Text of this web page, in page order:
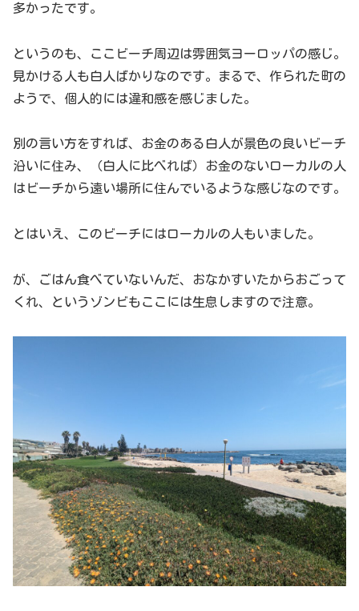
多かったです。
というのも、ここビーチ周辺は雰囲気ヨーロッパの感じ。
見かける人も白人ばかりなのです。まるで、作られた町の
ようで、個人的には違和感を感じました。
別の言い方をすれば、お金のある白人が景色の良いビーチ
沿いに住み、（白人に比べれば）お金のないローカルの人
はビーチから遠い場所に住んでいるような感じなのです。
とはいえ、このビーチにはローカルの人もいました。
が、ごはん食べていないんだ、おなかすいたからおごって
くれ、というゾンビもここには生息しますので注意。